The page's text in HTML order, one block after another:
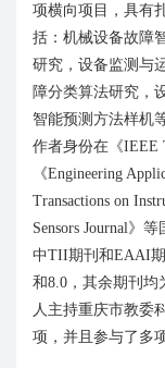
项横向项目，具有
括：机械设备故障
研究，设备监测与
障分类算法研究，
智能预测方法样机
作者身份在《IEEE
《Engineering
Transactions on
Sensors Journal 》等
中TII期刊和EAAI
和8.0 ，其余期刊均
人主持重庆市教委
项，并且参与了多